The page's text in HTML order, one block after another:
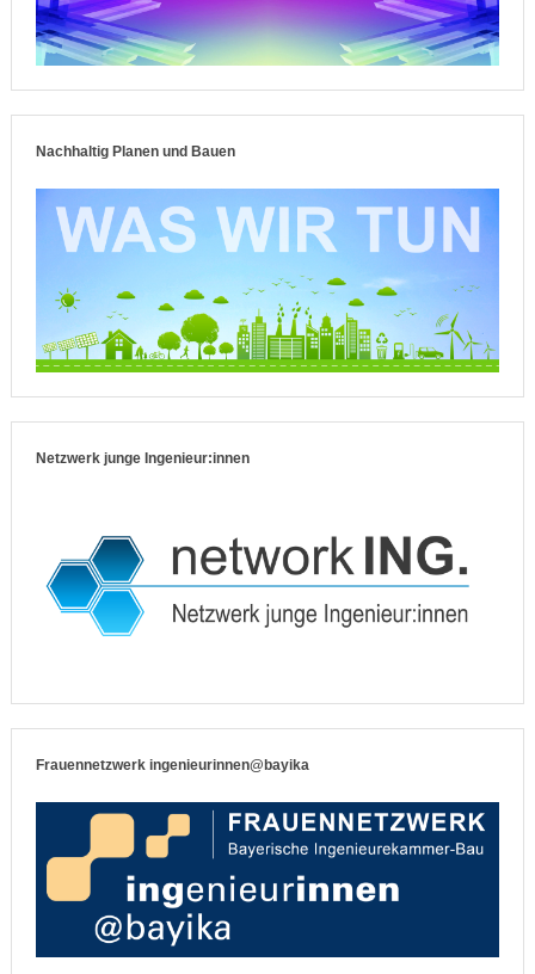
Nachhaltig Planen und Bauen
Netzwerk junge Ingenieur:innen
Frauennetzwerk ingenieurinnen@bayika